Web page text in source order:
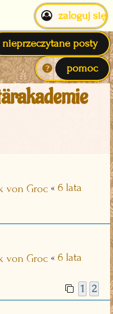
zaloguj się
nieprzeczytane posty
pomoc
von Groc « 6 lata
von Groc « 6 lata
1 2